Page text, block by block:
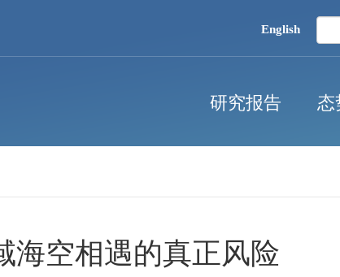
English
研究报告 态
海空相遇的真正风险